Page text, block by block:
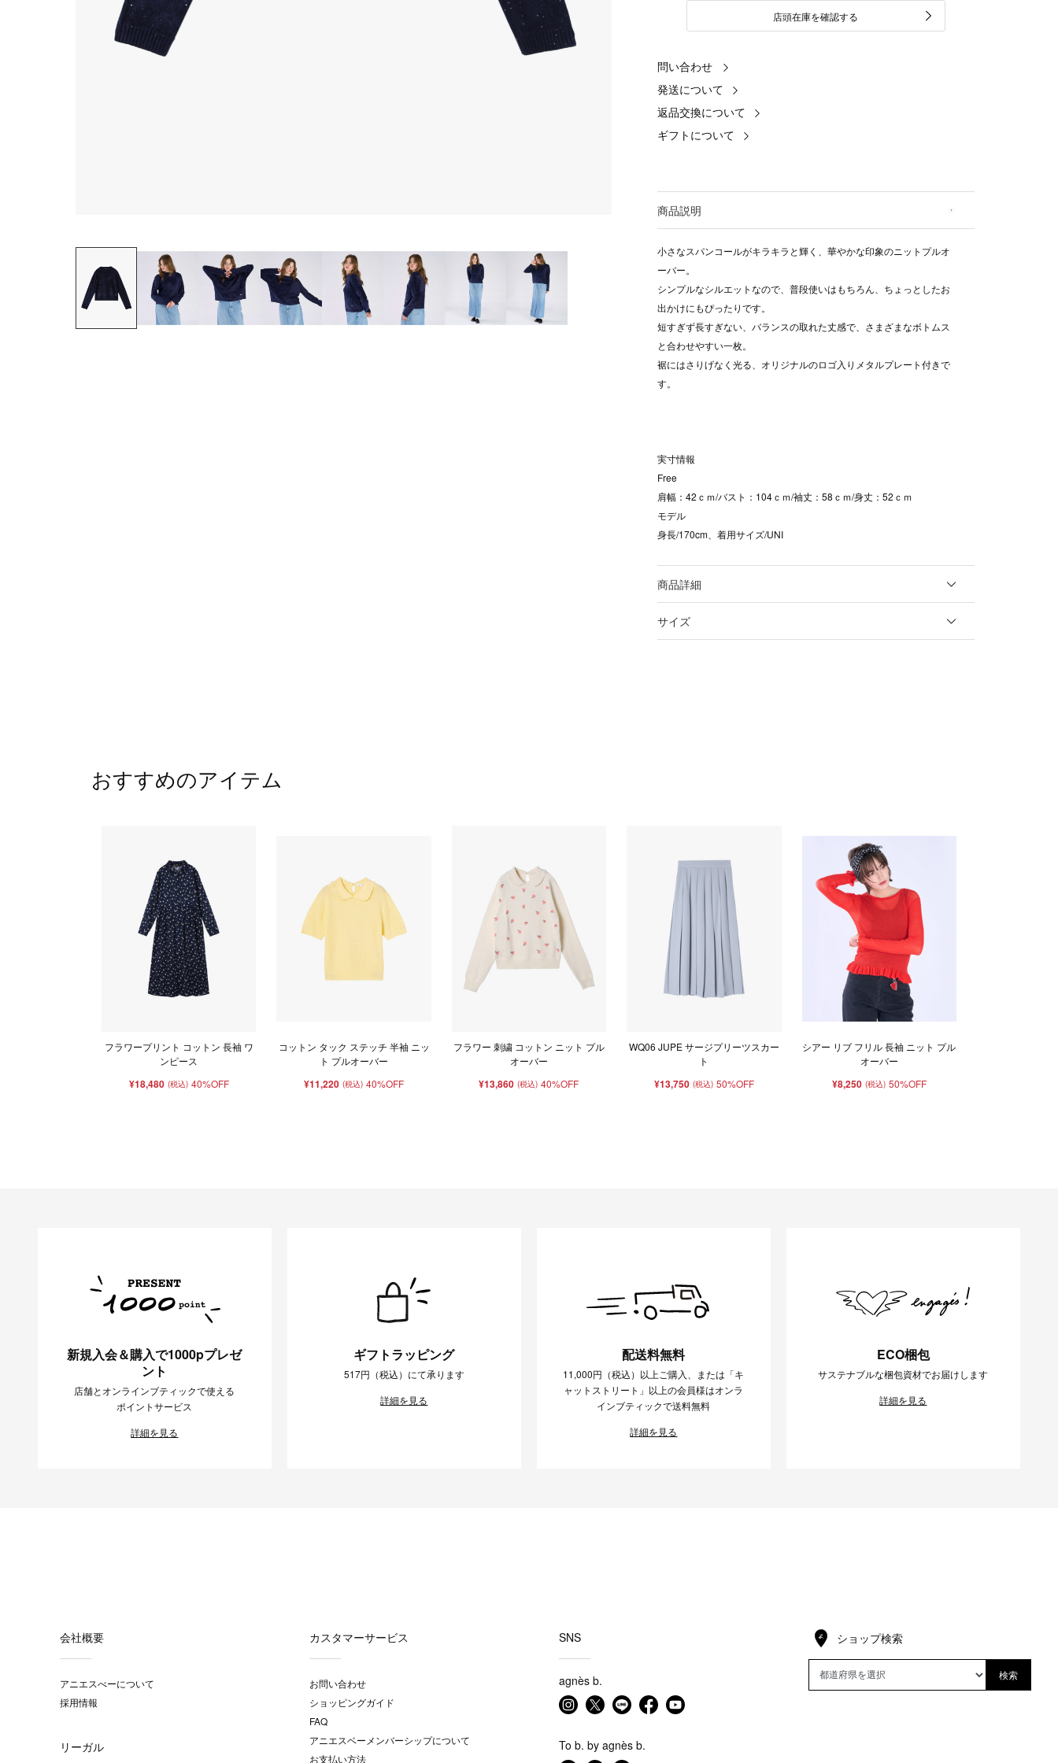
店頭在庫を確認する
問い合わせ
発送について
返品交換について
ギフトについて
商品説明
小さなスパンコールがキラキラと輝く、華やかな印象のニットプルオ
ーバー。
シンプルなシルエットなので、普段使いはもちろん、ちょっとしたお
出かけにもぴったりです。
短すぎず長すぎない、バランスの取れた丈感で、さまざまなボトムス
と合わせやすい一枚。
裾にはさりげなく光る、オリジナルのロゴ入りメタルプレート付きで
す。
実寸情報
Free
肩幅：42ｃｍ/バスト：104ｃｍ/袖丈：58ｃｍ/身丈：52ｃｍ
モデル
身長/170cm、着用サイズ/UNI
商品詳細
サイズ
おすすめのアイテム
フラワープリント コットン 長袖 ワ
ンピース
¥18,480 (税込) 40%OFF
コットン タック ステッチ 半袖 ニッ
ト プルオーバー
¥11,220 (税込) 40%OFF
フラワー 刺繍 コットン ニット プル
オーバー
¥13,860 (税込) 40%OFF
WQ06 JUPE サージプリーツスカー
ト
¥13,750 (税込) 50%OFF
シアー リブ フリル 長袖 ニット プル
オーバー
¥8,250 (税込) 50%OFF
新規入会＆購入で1000pプレゼ
ント
店舗とオンラインブティックで使える
ポイントサービス
詳細を見る
ギフトラッピング
517円（税込）にて承ります
詳細を見る
配送料無料
11,000円（税込）以上ご購入、または「キ
ャットストリート」以上の会員様はオンラ
インブティックで送料無料
詳細を見る
ECO梱包
サステナブルな梱包資材でお届けします
詳細を見る
会社概要
アニエスべーについて
採用情報
リーガル
カスタマーサービス
お問い合わせ
ショッピングガイド
FAQ
アニエスベーメンバーシップについて
お支払い方法
SNS
agnès b.
To b. by agnès b.
ショップ検索
検索